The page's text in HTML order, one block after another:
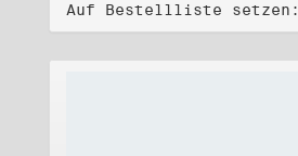
Auf Bestellliste setzen: